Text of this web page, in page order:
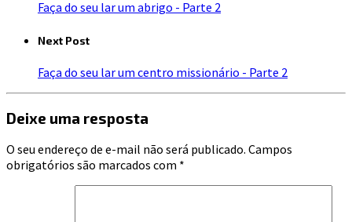
Faça do seu lar um abrigo - Parte 2
Next Post
Faça do seu lar um centro missionário - Parte 2
Deixe uma resposta
O seu endereço de e-mail não será publicado. Campos
obrigatórios são marcados com *